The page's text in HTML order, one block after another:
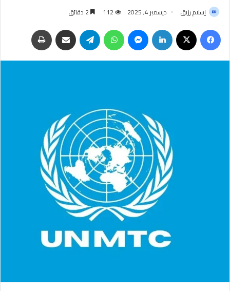
إسلام رزيق ديسمبر 4, 2025 112